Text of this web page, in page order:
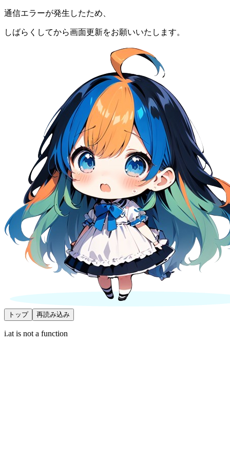
通信エラーが発生したため、
しばらくしてから画面更新をお願いいたします。
トップ 再読み込み
i.at is not a function